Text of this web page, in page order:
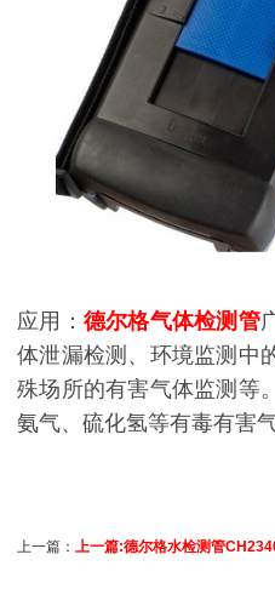
应用： 德尔格气体检测管
体泄漏检测、环境监测中
殊场所的有害气体监测等
氨气、硫化氢等有毒有害
上一篇： 上一篇:德尔格水检测管